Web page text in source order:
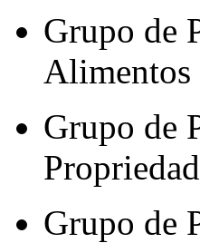
Grupo de
Alimentos
Grupo de
Grupo de